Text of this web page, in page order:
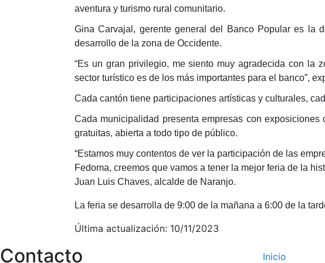
aventura y turismo rural comunitario.
Gina Carvajal, gerente general del Banco Popular es la
desarrollo de la zona de Occidente.
“Es un gran privilegio, me siento muy agradecida con la
sector turístico es de los más importantes para el banco”,
Cada cantón tiene participaciones artísticas y culturales,
Cada municipalidad presenta empresas con
gratuitas, abierta a todo tipo de público.
“Estamos muy contentos de ver la participación de las
Fedoma, creemos que vamos a tener la mejor feria de la
Juan Luis Chaves, alcalde de Naranjo.
La feria se desarrolla de 9:00 de la mañana a 6:00 de la
Última actualización: 10/11/2023
Contacto Inicio